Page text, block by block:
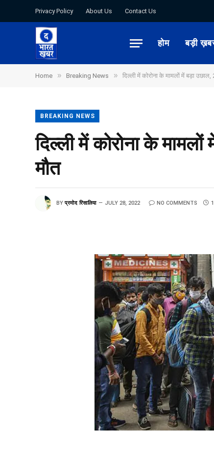
Privacy Policy About Us Contact Us
होम बड़ी
Home » Breaking News » दिल्ली में कोरोना के मामलों में बड़ा
BREAKING NEWS
दिल्ली में कोरोना के
मौत
BY प्रमोद रिसालिया JULY 28, 2022 NO COMMENTS